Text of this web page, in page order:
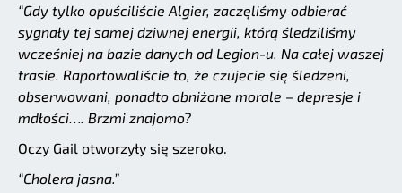
“Gdy tylko opuściliście Algier, zaczęliśmy odbierać
sygnały tej samej dziwnej energii, którą śledziliśmy
wcześniej na bazie danych od Legion-u. Na całej waszej
trasie. Raportowaliście to, że czujecie się śledzeni,
obserwowani, ponadto obniżone morale – depresje i
mdłości…. Brzmi znajomo?
Oczy Gail otworzyły się szeroko.
“Cholera jasna.”